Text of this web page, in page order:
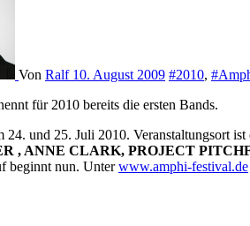
Von Ralf 10. August 2009 #2010,
für 2010 bereits die ersten Bands.
24. und 25. Juli 2010. Veranstaltungsort
, ANNE CLARK, PROJECT
beginnt nun. Unterwww.amphi-festival.de